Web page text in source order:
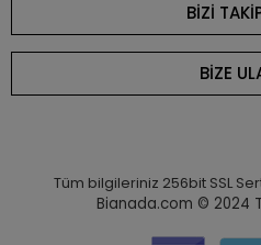
BİZİ
BİZE
Tüm bilgileriniz 256bit SSL
Bianada.com © 2024